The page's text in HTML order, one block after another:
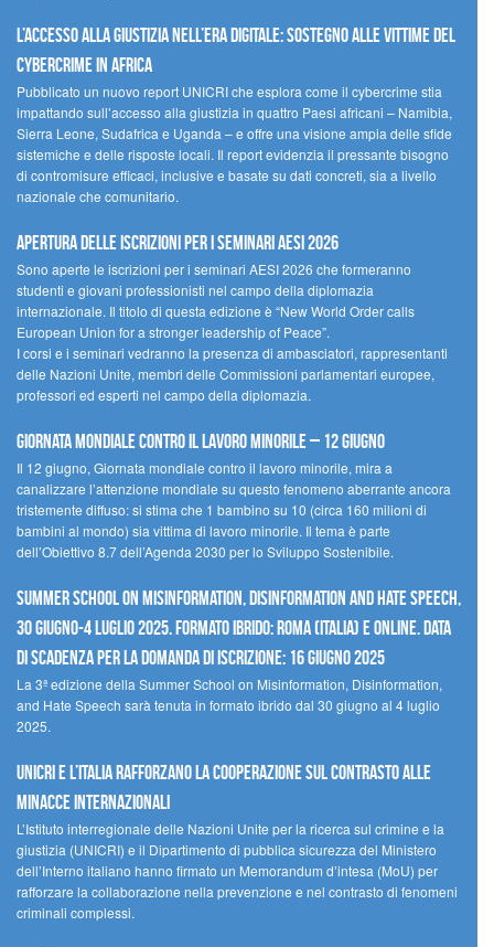
L’accesso alla giustizia nell’era digitale: sostegno alle vittime del
cybercrime in Africa
Pubblicato un nuovo report UNICRI che esplora come il cybercrime stia
impattando sull’accesso alla giustizia in quattro Paesi africani – Namibia,
Sierra Leone, Sudafrica e Uganda – e offre una visione ampia delle sfide
sistemiche e delle risposte locali. Il report evidenzia il pressante bisogno
di contromisure efficaci, inclusive e basate su dati concreti, sia a livello
nazionale che comunitario.
Apertura delle iscrizioni per i seminari AESI 2026
Sono aperte le iscrizioni per i seminari AESI 2026 che formeranno
studenti e giovani professionisti nel campo della diplomazia
internazionale. Il titolo di questa edizione è “New World Order calls
European Union for a stronger leadership of Peace”.
I corsi e i seminari vedranno la presenza di ambasciatori, rappresentanti
delle Nazioni Unite, membri delle Commissioni parlamentari europee,
professori ed esperti nel campo della diplomazia.
Giornata mondiale contro il lavoro minorile – 12 giugno
Il 12 giugno, Giornata mondiale contro il lavoro minorile, mira a
canalizzare l’attenzione mondiale su questo fenomeno aberrante ancora
tristemente diffuso: si stima che 1 bambino su 10 (circa 160 milioni di
bambini al mondo) sia vittima di lavoro minorile. Il tema è parte
dell’Obiettivo 8.7 dell’Agenda 2030 per lo Sviluppo Sostenibile.
Summer School on Misinformation, Disinformation and Hate Speech,
30 giugno-4 luglio 2025. Formato ibrido: Roma (Italia) e online. Data
di scadenza per la domanda di iscrizione: 16 giugno 2025
La 3ª edizione della Summer School on Misinformation, Disinformation,
and Hate Speech sarà tenuta in formato ibrido dal 30 giugno al 4 luglio
2025.
UNICRI e l’Italia rafforzano la cooperazione sul contrasto alle
minacce internazionali
L’Istituto interregionale delle Nazioni Unite per la ricerca sul crimine e la
giustizia (UNICRI) e il Dipartimento di pubblica sicurezza del Ministero
dell’Interno italiano hanno firmato un Memorandum d’intesa (MoU) per
rafforzare la collaborazione nella prevenzione e nel contrasto di fenomeni
criminali complessi.